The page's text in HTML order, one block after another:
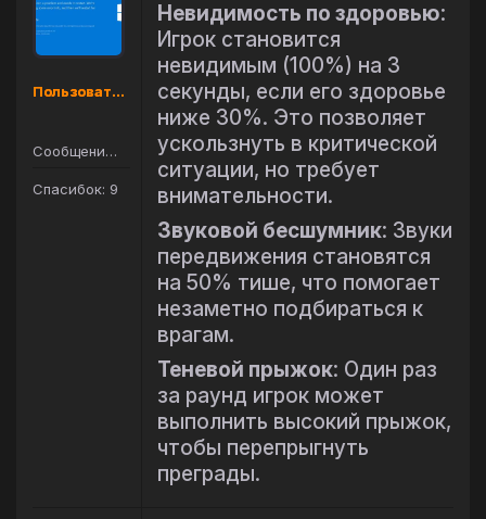
Пользователь
Сообщений: 61
Спасибок: 9
Невидимость по здоровью:
Игрок становится
невидимым (100%) на 3
секунды, если его здоровье
ниже 30%. Это позволяет
ускользнуть в критической
ситуации, но требует
внимательности.
Звуковой бесшумник: Звуки
передвижения становятся
на 50% тише, что помогает
незаметно подбираться к
врагам.
Теневой прыжок: Один раз
за раунд игрок может
выполнить высокий прыжок,
чтобы перепрыгнуть
преграды.